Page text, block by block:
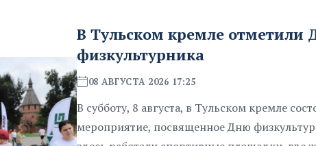
В Тульском кремле отметили
физкультурника
08 АВГУСТА 2026 17:25
В субботу, 8 августа, в Тульском кремле
мероприятие, посвященное Дню